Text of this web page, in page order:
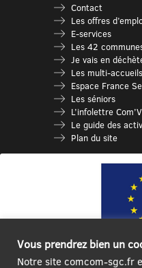
Contact
Les offres
E-services
Les 42
Je vais en
Les multi-accueils
Espace France
Les séniors
L’infolettre
Le guide des
Plan du site
Vous prendrez bien un
Notre site comcom-sgc.fr